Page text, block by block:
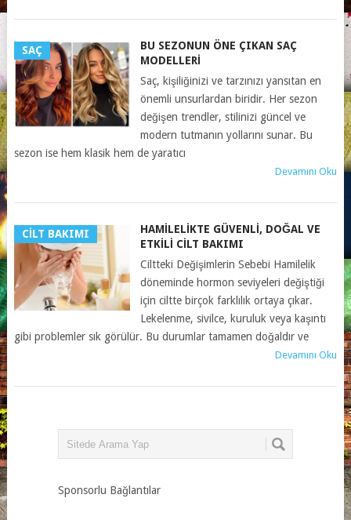
SAÇ
BU SEZONUN ÖNE ÇIKAN SAÇ
MODELLERI
Saç, kişiliğinizi ve tarzınızı yansıtan en
önemli unsurlardan biridir. Her sezon
değişen trendler, stilinizi güncel ve
modern tutmanın yollarını sunar. Bu
sezon ise hem klasik hem de yaratıcı
Devamını Oku
CILT BAKIMI
HAMILELIKTE GÜVENLI, DOĞAL VE
ETKILI CILT BAKIMI
Ciltteki Değişimlerin Sebebi Hamilelik
döneminde hormon seviyeleri değiştiği
için ciltte birçok farklılık ortaya çıkar.
Lekelenme, sivilce, kuruluk veya kaşıntı
gibi problemler sık görülür. Bu durumlar tamamen doğaldır ve
Devamını Oku
Sponsorlu Bağlantılar